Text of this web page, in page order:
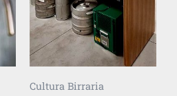
Cultura Birraria